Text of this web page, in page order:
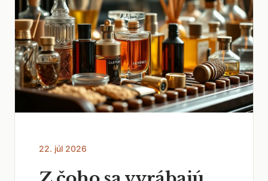
22. júl 2026